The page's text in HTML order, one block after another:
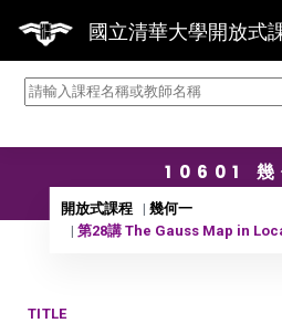
國立清華大學開放式
10601 幾
開放式課程
幾何一
第28講 The Gauss Map in
TITLE